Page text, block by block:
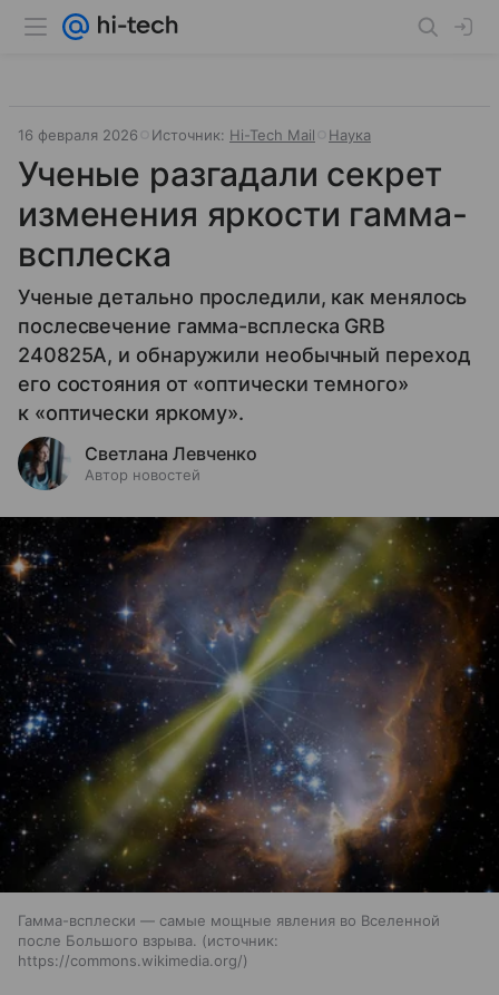
16 февраля 2026 Источник: Hi-Tech Mail Наука
Ученые разгадали секрет
изменения яркости гамма-
всплеска
Ученые детально проследили, как менялось
послесвечение гамма-всплеска GRB
240825A, и обнаружили необычный переход
его состояния от «оптически темного»
к «оптически яркому».
Светлана Левченко
Автор новостей
Гамма-всплески — самые мощные явления во Вселенной
после Большого взрыва.
источник:
https://commons.wikimedia.org/